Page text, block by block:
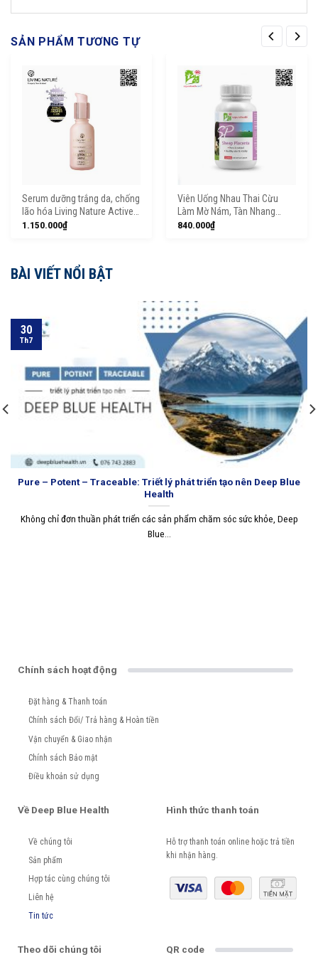
SẢN PHẨM TƯƠNG TỰ
Serum dưỡng trắng da, chống
lão hóa Living Nature Active
Brightening Serum
1.150.000₫
Viên Uống Nhau Thai Cừu
Làm Mờ Nám, Tàn Nhang
Sheep Placenta
840.000₫
BÀI VIẾT NỔI BẬT
Pure – Potent – Traceable: Triết lý phát triển tạo nên Deep Blue
Health
Không chỉ đơn thuần phát triển các sản phẩm chăm sóc sức khỏe, Deep
Blue...
30
Th7
Chính sách hoạt động
Đặt hàng & Thanh toán
Chính sách Đổi/ Trả hàng & Hoàn tiền
Vận chuyển & Giao nhận
Chính sách Bảo mật
Điều khoản sử dụng
Về Deep Blue Health
Về chúng tôi
Sản phẩm
Hợp tác cùng chúng tôi
Liên hệ
Tin tức
Hình thức thanh toán
Hỗ trợ thanh toán online hoặc trả tiền
khi nhận hàng.
Theo dõi chúng tôi QR code